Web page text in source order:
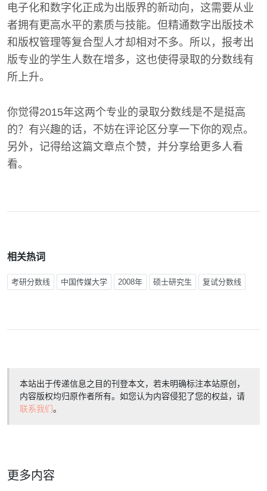
电子化和数字化正成为出版界的新动向，这需要从业
者拥有更高水平的素质与技能。但精通数字出版技术
和版权管理等复合型人才却相对不多。所以，报考出
版专业的学生人数在增多，这也使得录取的分数线有
所上升。
你觉得2015年这两个专业的录取分数线是不是挺高
的？有兴趣的话，不妨在评论区分享一下你的观点。
另外，记得给这篇文章点个赞，并分享给更多人看
看。
相关热词
考研分数线 中国传媒大学 2008年 硕士研究生 复试分数线
本站出于传递信息之目的刊登本文，若未明确标注本站原创，
内容版权均归原作者所有。如您认为内容侵犯了您的权益，请
联系我们。
更多内容